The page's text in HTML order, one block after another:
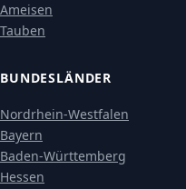
Ameisen
Tauben
BUNDESLÄNDER
Nordrhein-Westfalen
Bayern
Baden-Württemberg
Hessen